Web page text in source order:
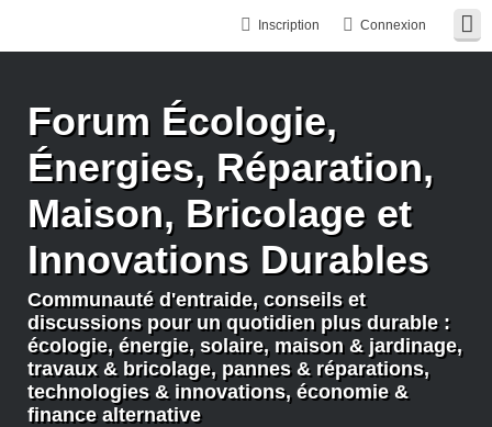
Connexion
Inscription
Forum Écologie,
Énergies, Réparation,
Maison, Bricolage et
Innovations Durables
Communauté d'entraide, conseils et
discussions pour un quotidien plus durable :
écologie, énergie, solaire, maison & jardinage,
travaux & bricolage, pannes & réparations,
technologies & innovations, économie &
finance alternative